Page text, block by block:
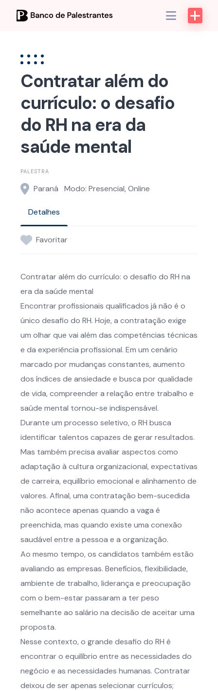
Contratar além do
currículo: o desafio
do RH na era da
saúde mental
PALESTRA
Paraná Modo: Presencial, Online
Detalhes
Favoritar
Contratar além do currículo: o desafio do RH na
era da saúde mental
Encontrar profissionais qualificados já não é o
único desafio do RH. Hoje, a contratação exige
um olhar que vai além das competências técnicas
e da experiência profissional. Em um cenário
marcado por mudanças constantes, aumento
dos índices de ansiedade e busca por qualidade
de vida, compreender a relação entre trabalho e
saúde mental tornou-se indispensável.
Durante um processo seletivo, o RH busca
identificar talentos capazes de gerar resultados.
Mas também precisa avaliar aspectos como
adaptação à cultura organizacional, expectativas
de carreira, equilíbrio emocional e alinhamento de
valores. Afinal, uma contratação bem-sucedida
não acontece apenas quando a vaga é
preenchida, mas quando existe uma conexão
saudável entre a pessoa e a organização.
Ao mesmo tempo, os candidatos também estão
avaliando as empresas. Benefícios, flexibilidade,
ambiente de trabalho, liderança e preocupação
com o bem-estar passaram a ter peso
semelhante ao salário na decisão de aceitar uma
proposta.
Nesse contexto, o grande desafio do RH é
encontrar o equilíbrio entre as necessidades do
negócio e as necessidades humanas. Contratar
deixou de ser apenas selecionar currículos;